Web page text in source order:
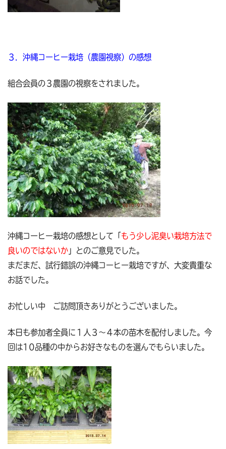
３．沖縄コーヒー栽培（農園視察）の感想
組合会員の３農園の視察をされました。
沖縄コーヒー栽培の感想として「 もう少し泥臭い栽培方法で
良いのではないか 」とのご意見でした。
まだまだ、試行錯誤の沖縄コーヒー栽培ですが、大変貴重な
お話でした。
お忙しい中 ご訪問頂きありがとうございました。
本日も参加者全員に１人３～４本の苗木を配付しました。今
回は10品種の中からお好きなものを選んでもらいました。